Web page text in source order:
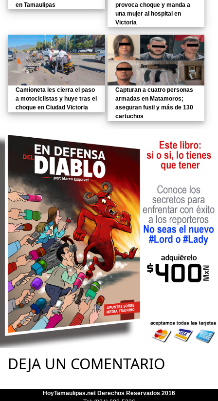
en Tamaulipas
provoca choque y manda a
una mujer al hospital en
Victoria
Camioneta les cierra el paso
a motociclistas y huye tras el
choque en Ciudad Victoria
Capturan a cuatro personas
armadas en Matamoros;
aseguran fusil y más de 130
cartuchos
DEJA UN COMENTARIO
HoyTamaulipas.net Derechos Reservados 2016